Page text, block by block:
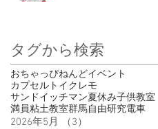
タグから検索
2026年5月 （3）
おちゃっぴねんどイベント
カプセルトイクレモ
サンドイッチマン夏休み子供教室
満員粘土教室群馬自由研究電車